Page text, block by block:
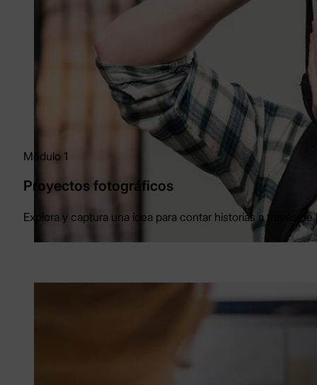
Módulo 1
Proyectos fotográficos
Explora y captura una idea para contar historias a través de